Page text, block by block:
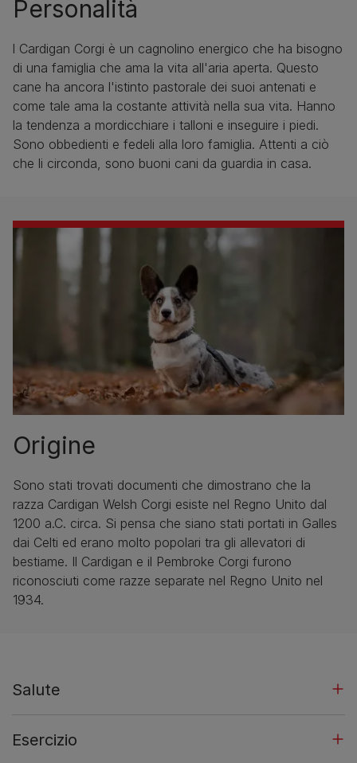
Personalità
l Cardigan Corgi è un cagnolino energico che ha bisogno
di una famiglia che ama la vita all'aria aperta. Questo
cane ha ancora l'istinto pastorale dei suoi antenati e
come tale ama la costante attività nella sua vita. Hanno
la tendenza a mordicchiare i talloni e inseguire i piedi.
Sono obbedienti e fedeli alla loro famiglia. Attenti a ciò
che li circonda, sono buoni cani da guardia in casa.
Origine
Sono stati trovati documenti che dimostrano che la
razza Cardigan Welsh Corgi esiste nel Regno Unito dal
1200 a.C. circa. Si pensa che siano stati portati in Galles
dai Celti ed erano molto popolari tra gli allevatori di
bestiame. Il Cardigan e il Pembroke Corgi furono
riconosciuti come razze separate nel Regno Unito nel
1934.
Salute
Esercizio